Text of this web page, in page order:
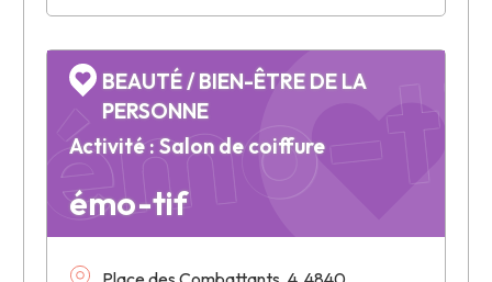
émo-
émo-tif
BEAUTÉ / BIEN-ÊTRE DE LA
PERSONNE
Activité : Salon de coiffure